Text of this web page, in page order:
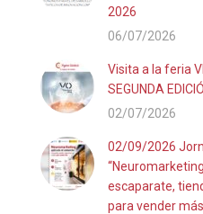
2026
06/07/2026
Visita a la feria
SEGUNDA
02/07/2026
02/09/2026
escaparate,
para vender